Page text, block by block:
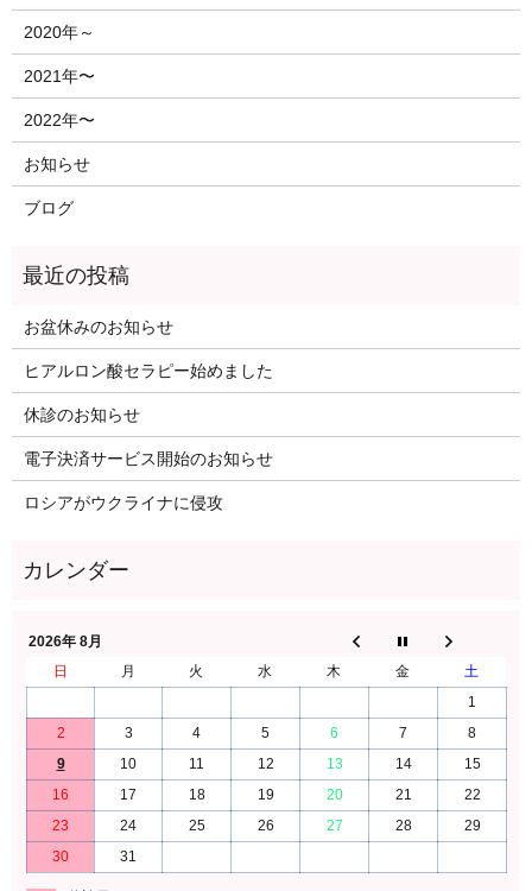
2020年～
2021年〜
2022年〜
お知らせ
ブログ
お盆休みのお知らせ
ヒアルロン酸セラピー始めました
休診のお知らせ
電子決済サービス開始のお知らせ
ロシアがウクライナに侵攻
2026年 8月
日
月 火 水 木 金
土
1
2
3 4 5 6 7
8
9
10 11 12 13 14
15
16
17 18 19 20 21
22
23
24 25 26 27 28
29
30
31